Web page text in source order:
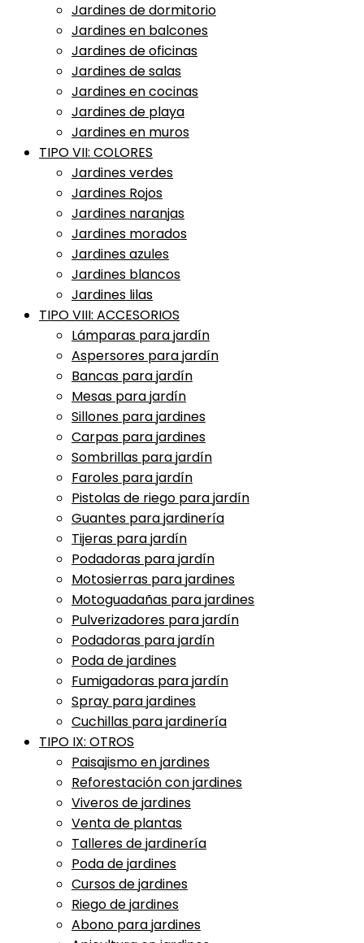
Jardines de dormitorio
Jardines en balcones
Jardines de oficinas
Jardines de salas
Jardines en cocinas
Jardines de playa
Jardines en muros
TIPO VII: COLORES
Jardines verdes
Jardines Rojos
Jardines naranjas
Jardines morados
Jardines azules
Jardines blancos
Jardines lilas
TIPO VIII: ACCESORIOS
Lámparas para jardín
Aspersores para jardín
Bancas para jardín
Mesas para jardín
Sillones para jardines
Carpas para jardines
Sombrillas para jardín
Faroles para jardín
Pistolas de riego para jardín
Guantes para jardinería
Tijeras para jardín
Podadoras para jardín
Motosierras para jardines
Motoguadañas para jardines
Pulverizadores para jardín
Podadoras para jardín
Poda de jardines
Fumigadoras para jardín
Spray para jardines
Cuchillas para jardinería
TIPO IX: OTROS
Paisajismo en jardines
Reforestación con jardines
Viveros de jardines
Venta de plantas
Talleres de jardinería
Poda de jardines
Cursos de jardines
Riego de jardines
Abono para jardines